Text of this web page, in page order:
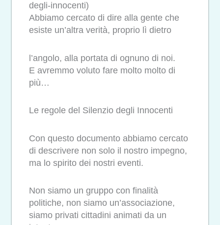
degli-innocenti)
Abbiamo cercato di dire alla gente che
esiste un’altra verità, proprio lì dietro
l’angolo, alla portata di ognuno di noi.
E avremmo voluto fare molto molto di
più…
Le regole del Silenzio degli Innocenti
Con questo documento abbiamo cercato
di descrivere non solo il nostro impegno,
ma lo spirito dei nostri eventi.
Non siamo un gruppo con finalità
politiche, non siamo un’associazione,
siamo privati cittadini animati da un